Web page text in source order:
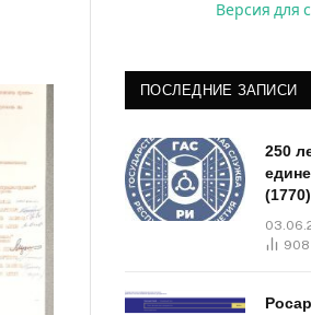
Версия для
ПОСЛЕДНИЕ ЗАПИСИ
250
(1770)
908